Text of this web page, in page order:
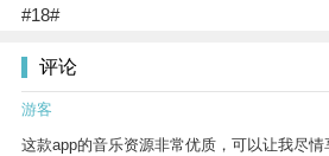
#18#
评论
游客
这款app的音乐资源非常优质，可以让我尽情